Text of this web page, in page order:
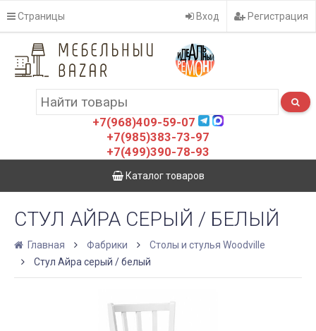
Страницы Вход Регистрация
+7(968)409-59-07
+7(985)383-73-97
+7(499)390-78-93
Каталог товаров
CТУЛ АЙРА СЕРЫЙ / БЕЛЫЙ
Главная Фабрики
Столы и стулья Woodville
Cтул Айра серый / белый